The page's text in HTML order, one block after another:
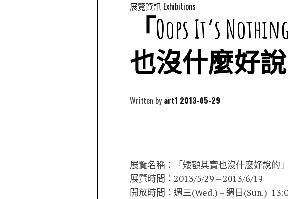
展覽資訊 Exhibitions
「Oops It’s
也沒什麼好
Written by art1 2013-05-29
展覽名稱：「矮額其實也沒什麼好說的
展覽時間：2013/5/29 – 2013/6/19
開放時間：週三(Wed.) – 週日(Sun.)